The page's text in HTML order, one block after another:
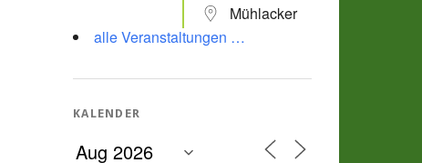
Mühlacker
alle Veranstaltungen …
KALENDER